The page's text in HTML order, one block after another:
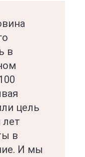
в
цель
лет
в
И мы